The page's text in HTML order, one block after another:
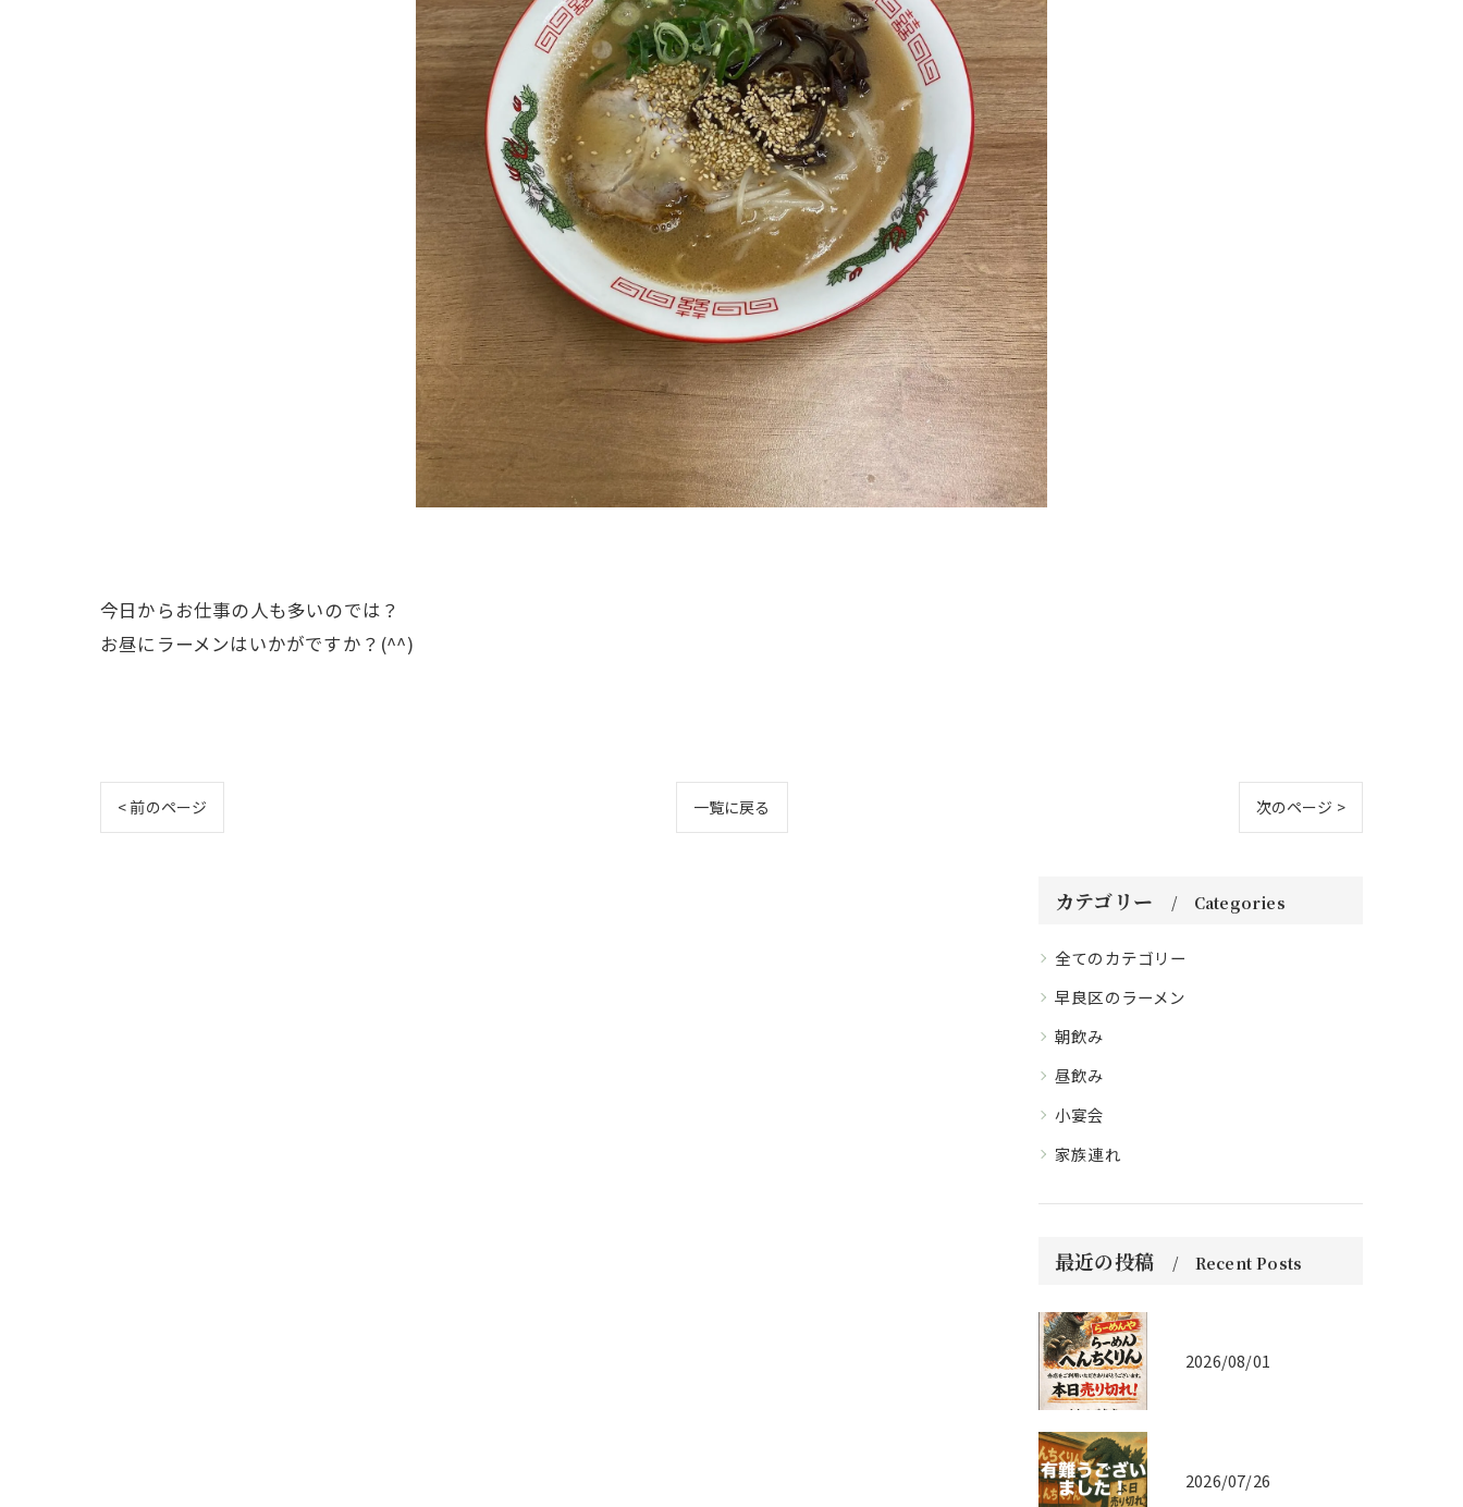
今日からお仕事の人も多いのでは？
お昼にラーメンはいかがですか？(^^)
< 前のページ 一覧に戻る 次のページ >
カテゴリー Categories
全てのカテゴリー
早良区のラーメン
朝飲み
昼飲み
小宴会
家族連れ
最近の投稿 Recent Posts
2026/08/01
2026/07/26